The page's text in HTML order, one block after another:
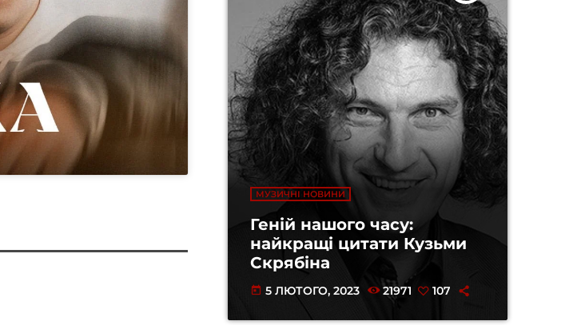
МУЗИЧНІ НОВИНИ
Геній нашого часу:
найкращі цитати Кузьми
Скрябіна
today 5 ЛЮТОГО, 2023 21971 107